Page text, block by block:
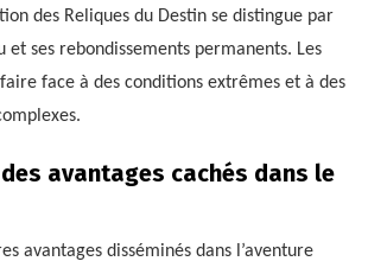
des Reliques du Destin se distingue par
et ses rebondissements permanents. Les
face à des conditions extrêmes et à des
des avantages cachés dans le
avantages disséminés dans l’aventure